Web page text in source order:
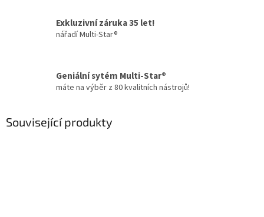
Exkluzivní záruka 35 let!
nářadí Multi-Star®
Geniální sytém Multi-Star®
máte na výběr z 80 kvalitních nástrojů!
Související produkty